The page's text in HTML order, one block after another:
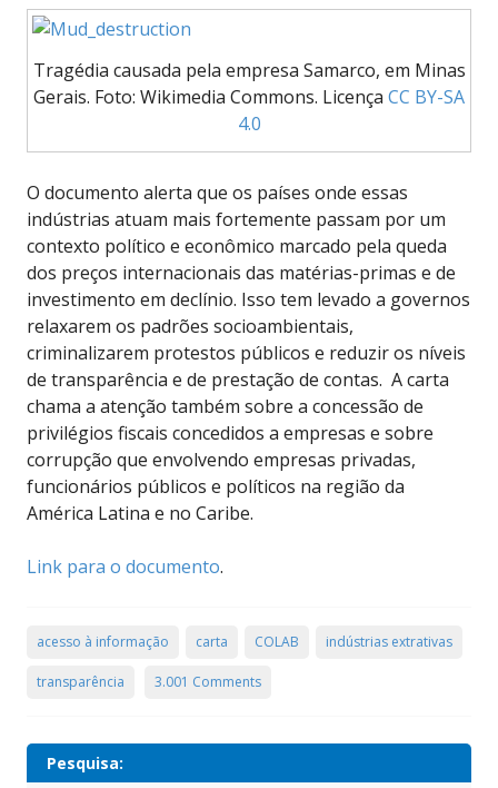
Tragédia causada pela empresa Samarco, em Minas
Gerais. Foto: Wikimedia Commons. Licença CC BY-SA
4.0
O documento alerta que os países onde essas
indústrias atuam mais fortemente passam por um
contexto político e econômico marcado pela queda
dos preços internacionais das matérias-primas e de
investimento em declínio. Isso tem levado a governos
relaxarem os padrões socioambientais,
criminalizarem protestos públicos e reduzir os níveis
de transparência e de prestação de contas. A carta
chama a atenção também sobre a concessão de
privilégios fiscais concedidos a empresas e sobre
corrupção que envolvendo empresas privadas,
funcionários públicos e políticos na região da
América Latina e no Caribe.
Link para o documento.
acesso à informação carta COLAB indústrias extrativas
transparência 3.001 Comments
Pesquisa: